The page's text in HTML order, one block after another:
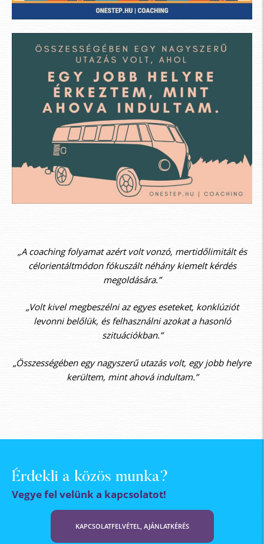
„A coaching folyamat azért volt vonzó, mertidőlimitált és
célorientáltmódon fókuszált néhány kiemelt kérdés
megoldására.”
„Volt kivel megbeszélni az egyes eseteket, konklúziót
levonni belőlük, és felhasználni azokat a hasonló
szituációkban.”
„Összességében egy nagyszerű utazás volt, egy jobb helyre
kerültem, mint ahová indultam.”
Érdekli a közös munka?
Vegye fel velünk a kapcsolatot!
KAPCSOLATFELVÉTEL, AJÁNLATKÉRÉS